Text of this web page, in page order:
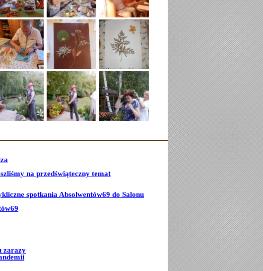
na przedświąteczny temat
spotkania Absolwentów69 do Salonu
zarazy